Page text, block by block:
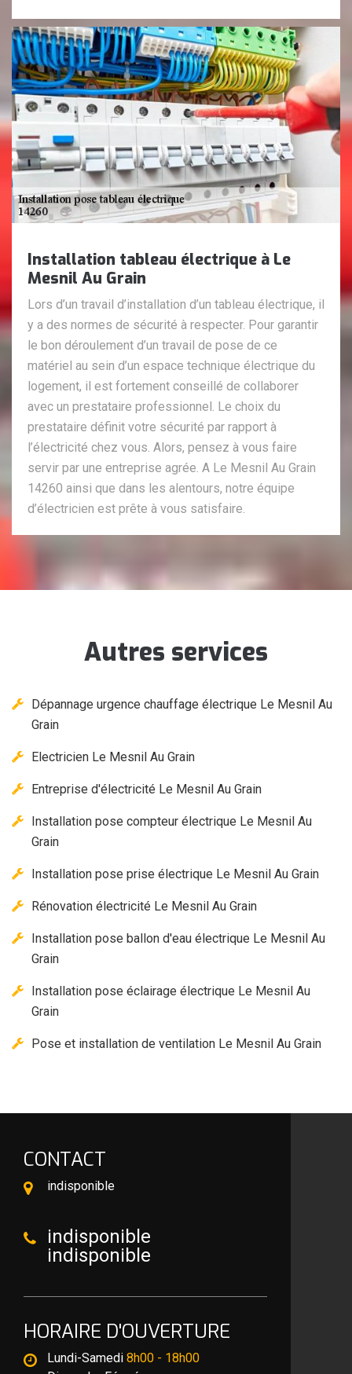
Installation tableau électrique à Le
Mesnil Au Grain
Lors d’un travail d’installation d’un tableau électrique, il
y a des normes de sécurité à respecter. Pour garantir
le bon déroulement d’un travail de pose de ce
matériel au sein d’un espace technique électrique du
logement, il est fortement conseillé de collaborer
avec un prestataire professionnel. Le choix du
prestataire définit votre sécurité par rapport à
l’électricité chez vous. Alors, pensez à vous faire
servir par une entreprise agrée. A Le Mesnil Au Grain
14260 ainsi que dans les alentours, notre équipe
d’électricien est prête à vous satisfaire.
Autres services
Dépannage urgence chauffage électrique Le Mesnil Au
Grain
Electricien Le Mesnil Au Grain
Entreprise d'électricité Le Mesnil Au Grain
Installation pose compteur électrique Le Mesnil Au
Grain
Installation pose prise électrique Le Mesnil Au Grain
Rénovation électricité Le Mesnil Au Grain
Installation pose ballon d'eau électrique Le Mesnil Au
Grain
Installation pose éclairage électrique Le Mesnil Au
Grain
Pose et installation de ventilation Le Mesnil Au Grain
CONTACT
indisponible
indisponible
indisponible
HORAIRE D'OUVERTURE
Lundi-Samedi 8h00 - 18h00